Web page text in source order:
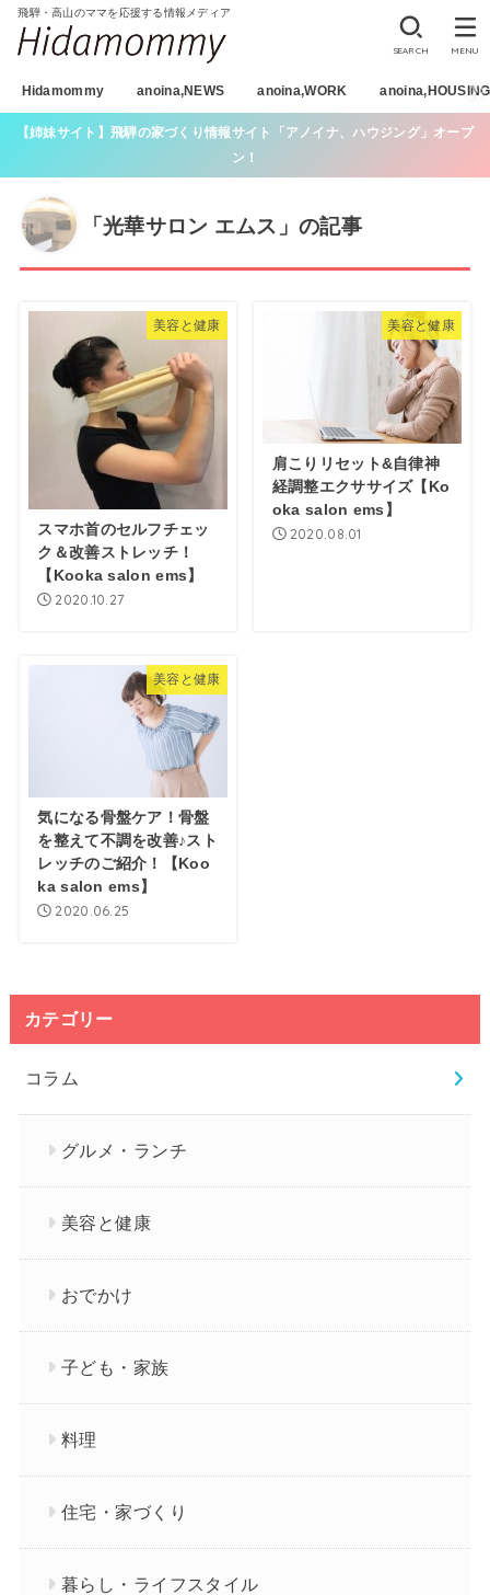
飛騨・高山のママを応援する情報メディア
Hidamommy anoina,NEWS anoina,WORK anoina,HOUSING
SEARCH MENU
【姉妹サイト】飛騨の家づくり情報サイト「アノイナ、ハウジング」オープ
ン！
「光華サロン エムス」の記事
美容と健康
スマホ首のセルフチェッ
ク＆改善ストレッチ！
【Kooka salon ems】
2020.10.27
美容と健康
肩こりリセット&自律神
経調整エクササイズ【Ko
oka salon ems】
2020.08.01
美容と健康
気になる骨盤ケア！骨盤
を整えて不調を改善♪スト
レッチのご紹介！【Koo
ka salon ems】
2020.06.25
カテゴリー
コラム
グルメ・ランチ
美容と健康
おでかけ
子ども・家族
料理
住宅・家づくり
暮らし・ライフスタイル